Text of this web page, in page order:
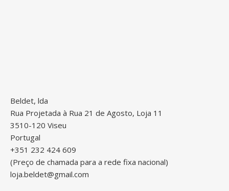
Beldet, lda
Rua Projetada à Rua 21 de Agosto, Loja 11
3510-120 Viseu
Portugal
+351 232 424 609
(Preço de chamada para a rede fixa nacional)
loja.beldet@gmail.com